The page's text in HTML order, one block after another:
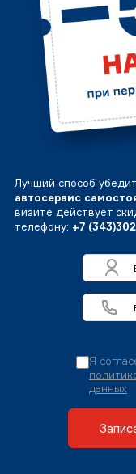
Лучший способ
автосервис
визите действует
телефону: +7
Я
данных